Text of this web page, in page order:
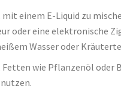
einem E-Liquid zu
oder eine elektronische
Wasser oder
wie Pflanzenöl oder